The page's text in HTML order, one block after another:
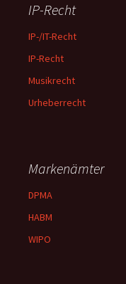
IP-Recht
IP-/IT-Recht
IP-Recht
Musikrecht
Urheberrecht
Markenämter
DPMA
HABM
WIPO